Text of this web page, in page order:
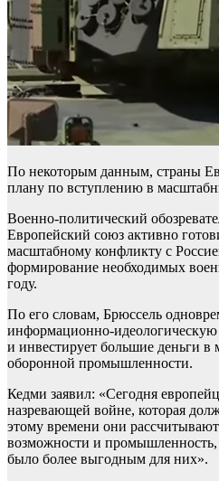
По некоторым данным, страны
плану по вступлению в
Военно-политический
Европейский союз активно
масштабному конфликту с
формирование необходимых
году.
По его словам, Брюссель
информационно-
и инвестирует большие деньги
оборонной промышленности.
Кедми заявил: «Сегодня
назревающей войне, которая
этому времени они
возможности и
было более выгодным для них».